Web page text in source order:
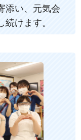
添い、元気会
けます。